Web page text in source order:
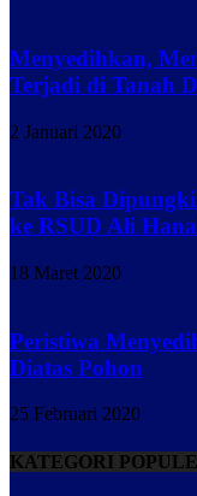
Menyedihkan,
Terjadi di Tanah
2 Januari 2020
Tak Bisa
ke RSUD Ali
18 Maret 2020
Peristiwa
Diatas Pohon
25 Februari 2020
KATEGORI